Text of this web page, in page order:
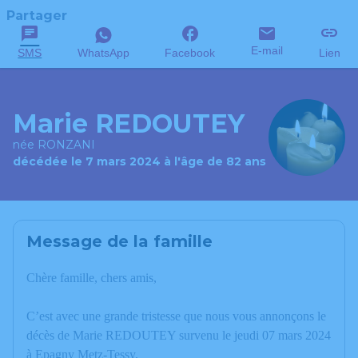
Partager
SMS WhatsApp Facebook E-mail Lien
Marie REDOUTEY
née RONZANI
décédée le 7 mars 2024 à l'âge de 82 ans
Message de la famille
Chère famille, chers amis,
C’est avec une grande tristesse que nous vous annonçons le
décès de Marie REDOUTEY survenu le jeudi 07 mars 2024
à Epagny Metz-Tessy.